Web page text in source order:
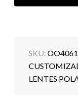
SKU:OO4061
LENTES